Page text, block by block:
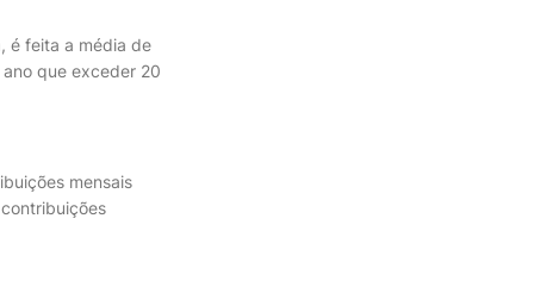
é feita a média de
que exceder 20
mensais